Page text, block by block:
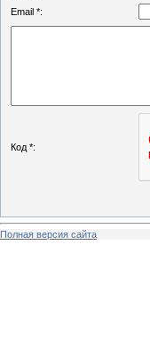
Email *:
Код *:
Полная версия сайта